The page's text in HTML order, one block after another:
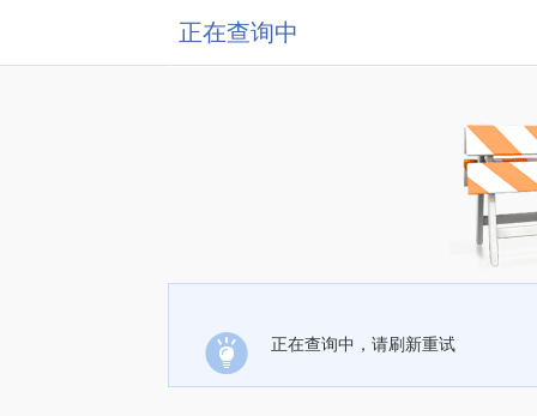
正在查询中
正在查询中，请刷新重试